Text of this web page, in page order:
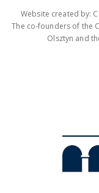
Website created by:
The co-founders of the
Olsztyn and